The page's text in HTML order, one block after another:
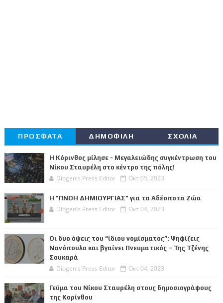
ΠΡΟΣΦΑΤΑ ΔΗΜΟΦΙΛΗ ΣΧΟΛΙΑ
Η Κόρινθος μίλησε - Μεγαλειώδης συγκέντρωση του
Νίκου Σταυρέλη στο κέντρο της πόλης!
Diogenis Press Editor Οκτ 05, 2023
Η "ΠΝΟΗ ΔΗΜΙΟΥΡΓΙΑΣ" για τα Αδέσποτα Ζώα
Diogenis Press Editor Οκτ 04, 2023
Οι δυο όψεις του “ίδιου νομίσματος”: Ψηφίζεις
Νανόπουλο και βγαίνει Πνευματικός – Της Τζένης
Σουκαρά
Diogenis Press Editor Οκτ 04, 2023
Γεύμα του Νίκου Σταυρέλη στους δημοσιογράφους
της Κορίνθου